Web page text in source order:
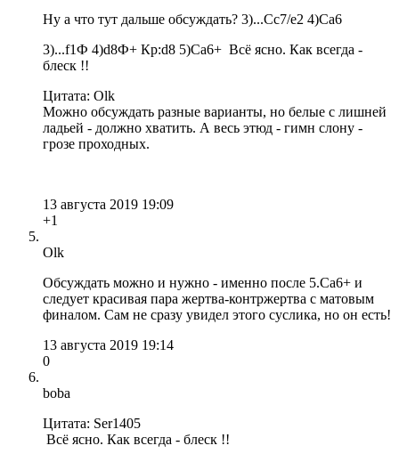
Ну а что тут дальше обсуждать? 3)...Сс7/е2 4)Са6
3)...f1Ф 4)d8Ф+ Кр:d8 5)Ca6+ Всё ясно. Как всегда -
блеск !!
Цитата: Olk
Можно обсуждать разные варианты, но белые с лишней
ладьей - должно хватить. А весь этюд - гимн слону -
грозе проходных.
13 августа 2019 19:09
+1
Olk
Обсуждать можно и нужно - именно после 5.Сa6+ и
следует красивая пара жертва-контржертва с матовым
финалом. Сам не сразу увидел этого суслика, но он есть!
13 августа 2019 19:14
0
boba
Цитата: Ser1405
Всё ясно. Как всегда - блеск !!